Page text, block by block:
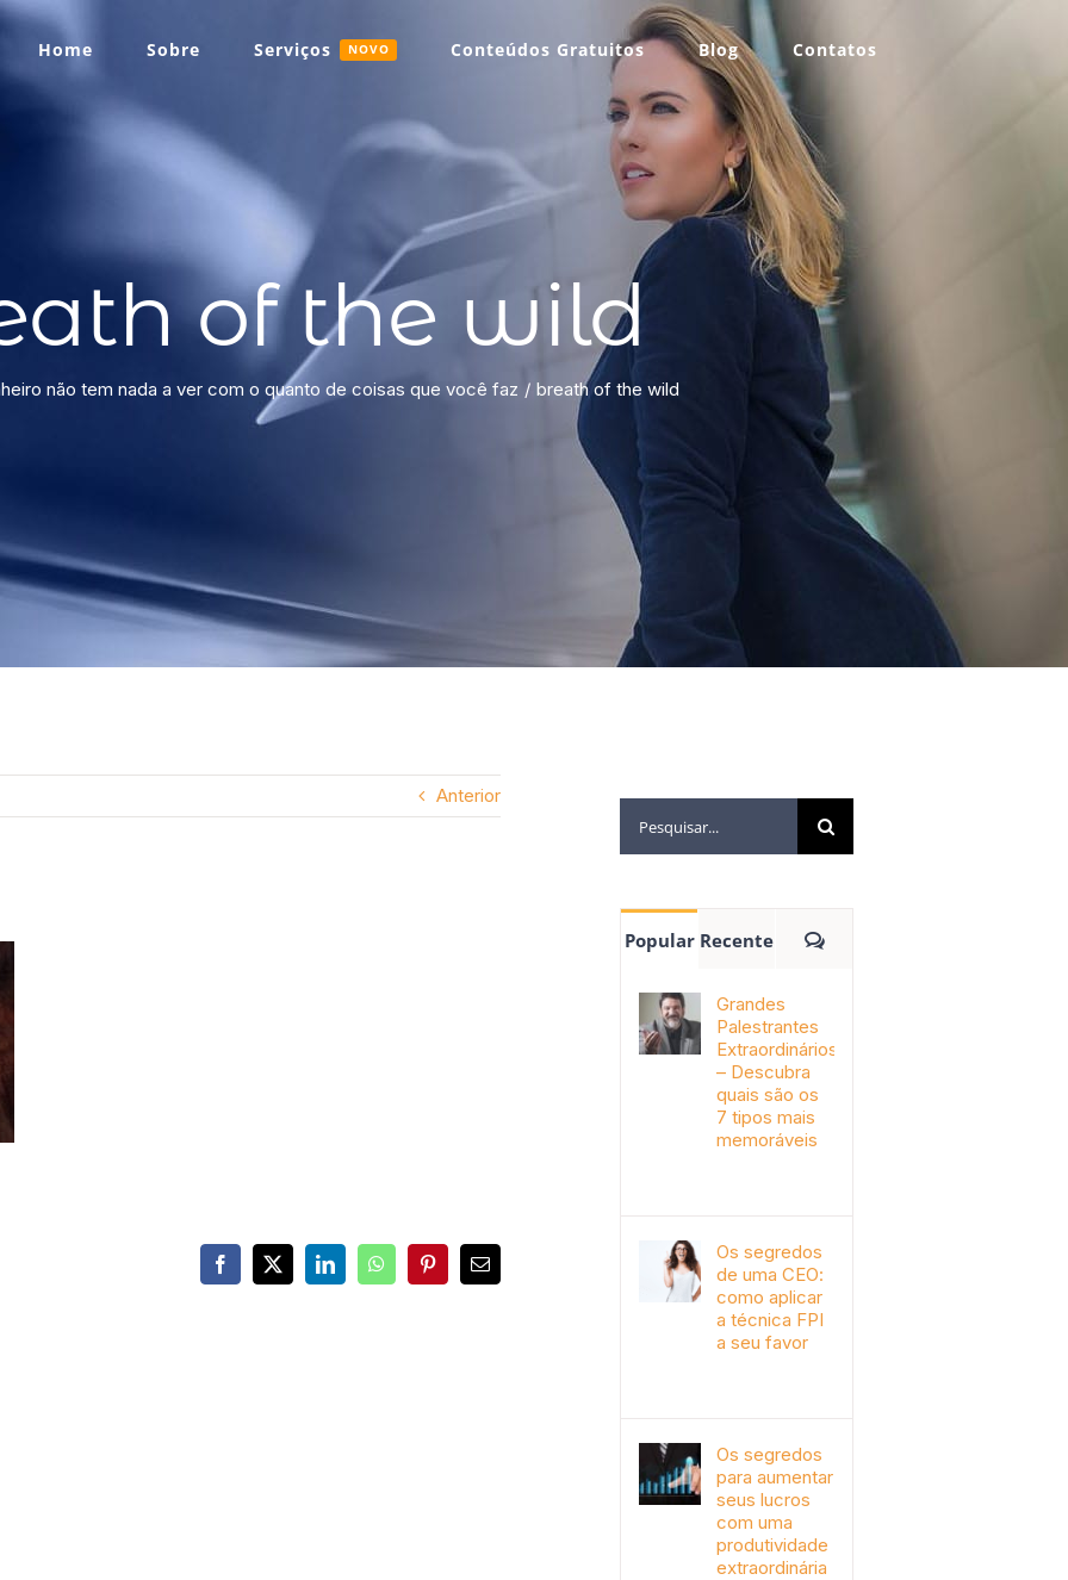
Home Sobre Serviços NOVO Conteúdos Gratuitos Blog Contatos
of the wild
não tem nada a ver com o quanto de coisas que você faz breath of the wild
Anterior
Popular Recente
Grandes
Palestrantes
Extraordinários
– Descubra
quais são os
7 tipos mais
memoráveis
Os segredos
de uma CEO:
como aplicar
a técnica FPI
a seu favor
Os segredos
para aumentar
seus lucros
com uma
produtividade
extraordinária